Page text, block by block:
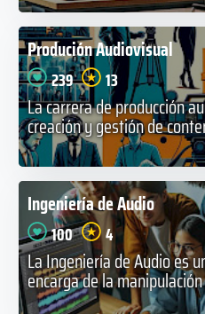
Produción Audiovisual
239 13
La carrera de producción
creación y gestión de
Ingeniería de Audio
100 4
La Ingeniería de Audio es
encarga de la